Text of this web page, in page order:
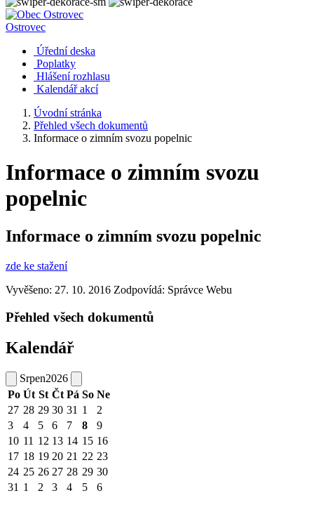
Ostrovec
Úřední deska
Poplatky
Hlášení rozhlasu
Kalendář akcí
Úvodní stránka
Přehled všech dokumentů
Informace o zimním svozu popelnic
Informace o zimním svozu
popelnic
Informace o zimním svozu popelnic
zde ke stažení
Vyvěšeno: 27. 10. 2016 Zodpovídá: Správce Webu
Přehled všech dokumentů
Kalendář
Srpen2026
Po Út St Čt Pá So Ne
27 28 29 30 31 1
2
3
4 5 6 7 8
9
10 11 12 13 14 15 16
17 18 19 20 21 22 23
24 25 26 27 28 29 30
31 1 2 3 4 5 6